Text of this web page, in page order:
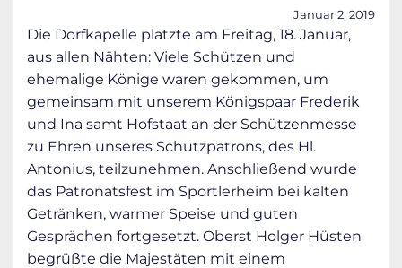
Januar 2, 2019
Die Dorfkapelle platzte am Freitag, 18. Januar,
aus allen Nähten: Viele Schützen und
ehemalige Könige waren gekommen, um
gemeinsam mit unserem Königspaar Frederik
und Ina samt Hofstaat an der Schützenmesse
zu Ehren unseres Schutzpatrons, des Hl.
Antonius, teilzunehmen. Anschließend wurde
das Patronatsfest im Sportlerheim bei kalten
Getränken, warmer Speise und guten
Gesprächen fortgesetzt. Oberst Holger Hüsten
begrüßte die Majestäten mit einem